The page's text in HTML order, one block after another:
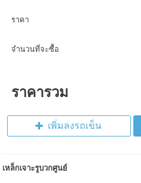
ราคา
จำนวนที่จะซื้อ
ราคารวม
เพิ่มลงรถเข็น
เหล็กเจาะรูบวกศูนย์